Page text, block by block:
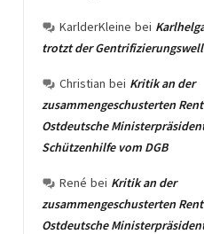
KarlderKleine bei
trotzt der
Christian bei Kritik an der
zusammengeschusterten
Ostdeutsche
Schützenhilfe vom DGB
René bei Kritik an der
zusammengeschusterten
Ostdeutsche